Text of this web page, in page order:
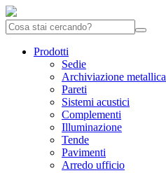
Prodotti
Sedie
Archiviazione metallica
Pareti
Sistemi acustici
Complementi
Illuminazione
Tende
Pavimenti
Arredo ufficio